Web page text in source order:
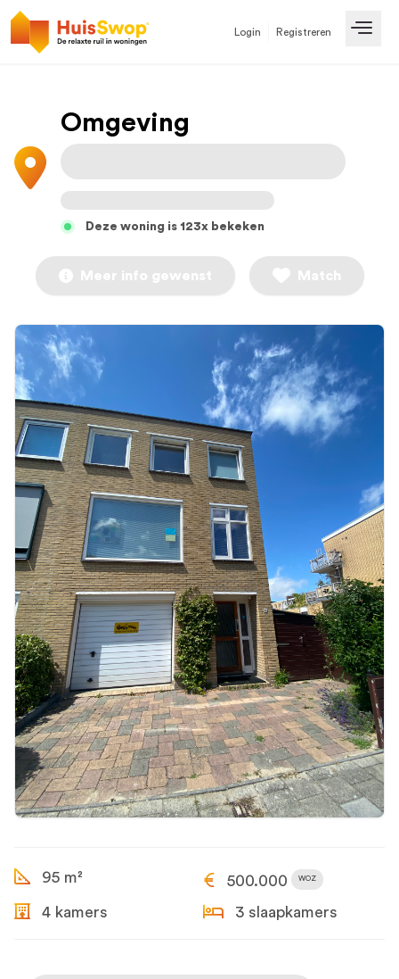
Login Registreren
Omgeving
Deze woning is 123x bekeken
Meer info gewenst Match
95 m² 500.000 WOZ
4 kamers 3 slaapkamers